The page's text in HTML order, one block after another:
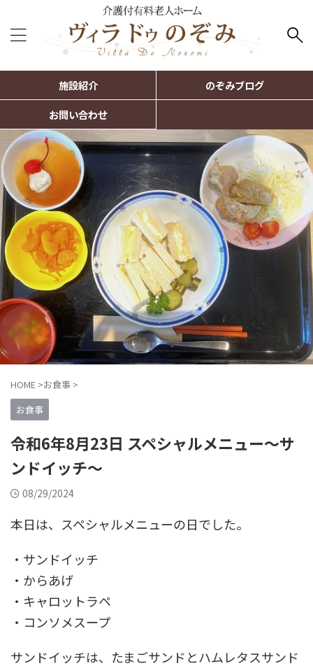
施設紹介
のぞみブログ
お問い合わせ
HOME >お食事 >
お食事
令和6年8月23日 スペシャルメニュー〜サ
ンドイッチ〜
08/29/2024
本日は、スペシャルメニューの日でした。
・サンドイッチ
・からあげ
・キャロットラペ
・コンソメスープ
サンドイッチは、たまごサンドとハムレタスサンド